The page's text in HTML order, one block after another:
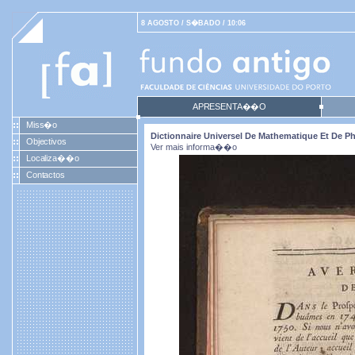
8 AGOSTO / S�BADO / 10:06
APRESENTA��O
Miss�o
Objectivos
Localiza��o
Contactos
Dictionnaire Universel De Mathematique Et De
Ver mais informa��o